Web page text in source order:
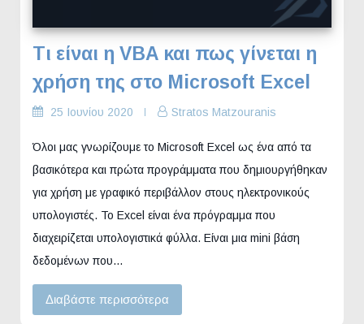
Τι είναι η VBA και πως γίνεται η
χρήση της στο Microsoft Excel
25 Ιουνίου 2020 Stratos Matzouranis
Όλοι μας γνωρίζουμε το Microsoft Excel ως ένα από τα
βασικότερα και πρώτα προγράμματα που δημιουργήθηκαν
για χρήση με γραφικό περιβάλλον στους ηλεκτρονικούς
υπολογιστές. Το Excel είναι ένα πρόγραμμα που
διαχειρίζεται υπολογιστικά φύλλα. Είναι μια mini βάση
δεδομένων που…
Διαβάστε περισσότερα